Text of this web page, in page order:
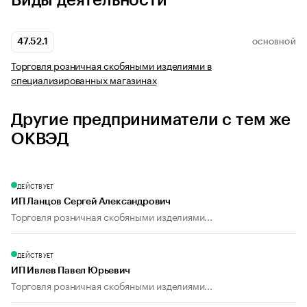
47.52.1 ОСНОВНОЙ
Торговля розничная скобяными изделиями в
специализированных магазинах
Другие предприниматели с тем же
ОКВЭД
ДЕЙСТВУЕТ
ИП Ланцов Сергей Александрович
Торговля розничная скобяными изделиями...
ДЕЙСТВУЕТ
ИП Ивлев Павел Юрьевич
Торговля розничная скобяными изделиями...